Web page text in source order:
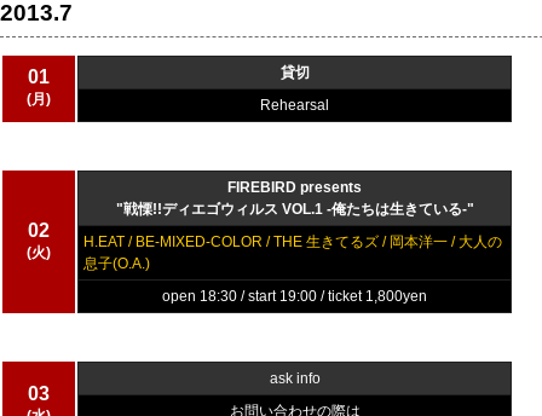
2013.7
01
(月)
貸切
Rehearsal
02
(火)
FIREBIRD presents
"戦慄!!ディエゴウィルス VOL.1 -俺たちは生きている-"
H.EAT / BE-MIXED-COLOR / THE 生きてるズ / 岡本洋一 / 大人の
息子(O.A.)
open 18:30 / start 19:00 / ticket 1,800yen
03
ask info
お問い合わせの際は